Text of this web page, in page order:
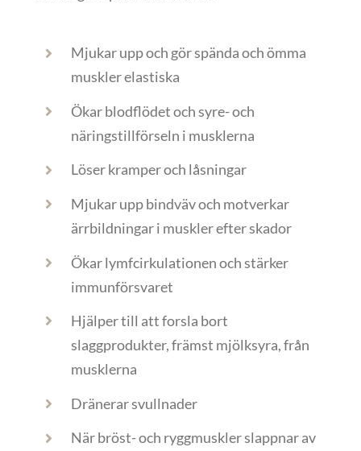
Mjukar upp och gör spända och ömma
muskler elastiska
Ökar blodflödet och syre- och
näringstillförseln i musklerna
Löser kramper och låsningar
Mjukar upp bindväv och motverkar
ärrbildningar i muskler efter skador
Ökar lymfcirkulationen och stärker
immunförsvaret
Hjälper till att forsla bort
slaggprodukter, främst mjölksyra, från
musklerna
Dränerar svullnader
När bröst- och ryggmuskler slappnar av